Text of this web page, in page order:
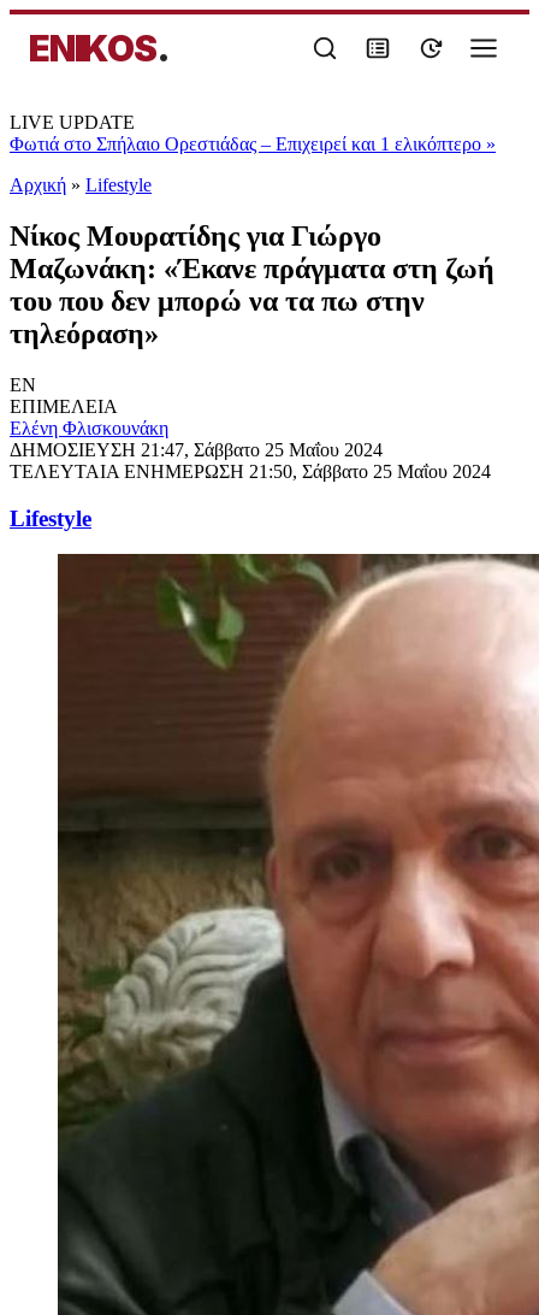
ENIKOS.
LIVE UPDATE
Φωτιά στο Σπήλαιο Ορεστιάδας – Επιχειρεί και 1 ελικόπτερο »
Αρχική » Lifestyle
Νίκος Μουρατίδης για Γιώργο
Μαζωνάκη: «Έκανε πράγματα στη ζωή
του που δεν μπορώ να τα πω στην
τηλεόραση»
EN
ΕΠΙΜΕΛΕΙΑ
Ελένη Φλισκουνάκη
ΔΗΜΟΣΙΕΥΣΗ 21:47, Σάββατο 25 Μαΐου 2024
ΤΕΛΕΥΤΑΙΑ ΕΝΗΜΕΡΩΣΗ 21:50, Σάββατο 25 Μαΐου 2024
Lifestyle